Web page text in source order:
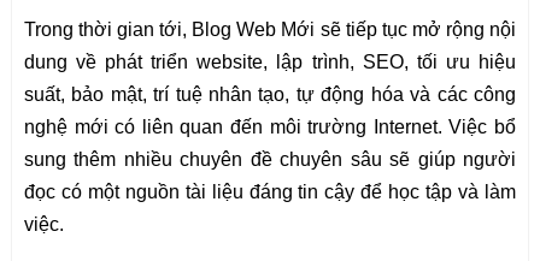
Trong thời gian tới, Blog Web Mới sẽ tiếp tục mở rộng nội
dung về phát triển website, lập trình, SEO, tối ưu hiệu
suất, bảo mật, trí tuệ nhân tạo, tự động hóa và các công
nghệ mới có liên quan đến môi trường Internet. Việc bổ
sung thêm nhiều chuyên đề chuyên sâu sẽ giúp người
đọc có một nguồn tài liệu đáng tin cậy để học tập và làm
việc.